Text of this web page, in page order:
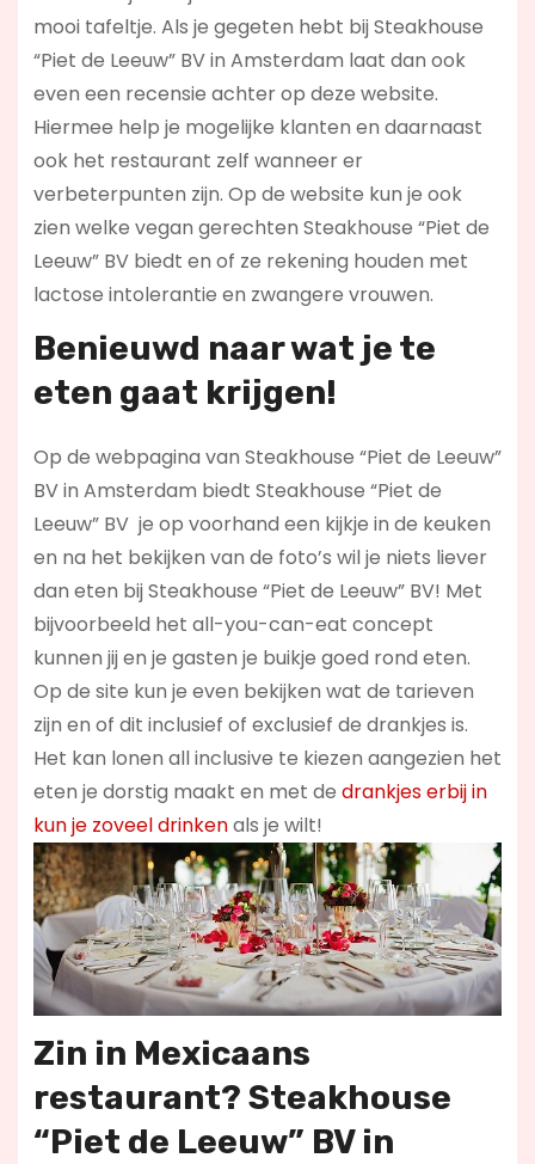
mooi tafeltje. Als je gegeten hebt bij Steakhouse
“Piet de Leeuw” BV in Amsterdam laat dan ook
even een recensie achter op deze website.
Hiermee help je mogelijke klanten en daarnaast
ook het restaurant zelf wanneer er
verbeterpunten zijn. Op de website kun je ook
zien welke vegan gerechten Steakhouse “Piet de
Leeuw” BV biedt en of ze rekening houden met
lactose intolerantie en zwangere vrouwen.
Benieuwd naar wat je te
eten gaat krijgen!
Op de webpagina van Steakhouse “Piet de Leeuw”
BV in Amsterdam biedt Steakhouse “Piet de
Leeuw” BV je op voorhand een kijkje in de keuken
en na het bekijken van de foto’s wil je niets liever
dan eten bij Steakhouse “Piet de Leeuw” BV! Met
bijvoorbeeld het all-you-can-eat concept
kunnen jij en je gasten je buikje goed rond eten.
Op de site kun je even bekijken wat de tarieven
zijn en of dit inclusief of exclusief de drankjes is.
Het kan lonen all inclusive te kiezen aangezien het
eten je dorstig maakt en met de drankjes erbij in
kun je zoveel drinkenals je wilt!
Zin in Mexicaans
restaurant? Steakhouse
“Piet de Leeuw” BV in